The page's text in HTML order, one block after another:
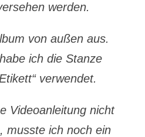
werden.
von außen aus.
ich die Stanze
verwendet.
Videoanleitung nicht
musste ich noch ein